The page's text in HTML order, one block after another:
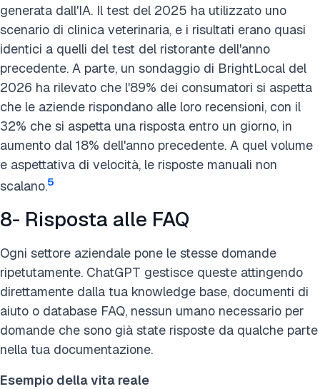
generata dall'IA. Il test del 2025 ha utilizzato uno
scenario di clinica veterinaria, e i risultati erano quasi
identici a quelli del test del ristorante dell'anno
precedente. A parte, un sondaggio di BrightLocal del
2026 ha rilevato che l'89% dei consumatori si aspetta
che le aziende rispondano alle loro recensioni, con il
32% che si aspetta una risposta entro un giorno, in
aumento dal 18% dell'anno precedente. A quel volume
e aspettativa di velocità, le risposte manuali non
scalano.5
8- Risposta alle FAQ
Ogni settore aziendale pone le stesse domande
ripetutamente. ChatGPT gestisce queste attingendo
direttamente dalla tua knowledge base, documenti di
aiuto o database FAQ, nessun umano necessario per
domande che sono già state risposte da qualche parte
nella tua documentazione.
Esempio della vita reale